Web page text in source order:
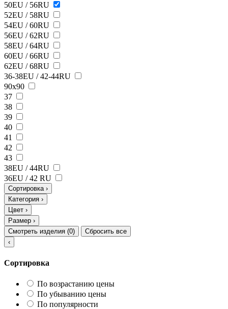
50EU / 56RU
52EU / 58RU
54EU / 60RU
56EU / 62RU
58EU / 64RU
60EU / 66RU
62EU / 68RU
36-38EU / 42-44RU
90х90
37
38
39
40
41
42
43
38ЕU / 44RU
36EU / 42 RU
Сортировка ›
Категория ›
Цвет ›
Размер ›
Смотреть изделия (0)
Сбросить все
‹
Сортировка
По возрастанию цены
По убыванию цены
По популярности